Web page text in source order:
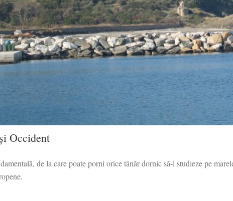
Occident
de la care poate porni orice tânăr dornic să-l studieze pe